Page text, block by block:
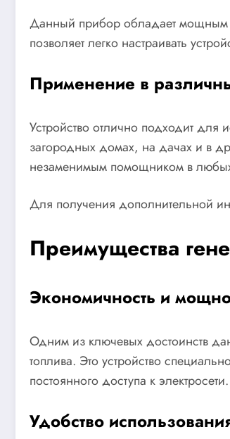
Данный прибор обладает мощным
позволяет легко настраивать
Применение в
Устройство отлично подходит
загородных домах, на дачах и в
незаменимым помощником в
Для получения дополнительной
Преимущества
Экономичность и
Одним из ключевых достоинств
топлива. Это устройство
постоянного доступа к электросети.
Удобство